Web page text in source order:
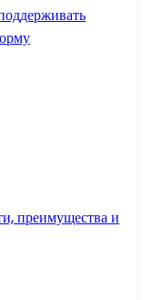
преимущества и